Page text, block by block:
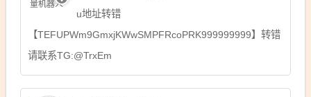
u地址转错
【TEFUPWm9GmxjKWwSMPFRcoPRK999999999】转错
请联系TG:@TrxEm